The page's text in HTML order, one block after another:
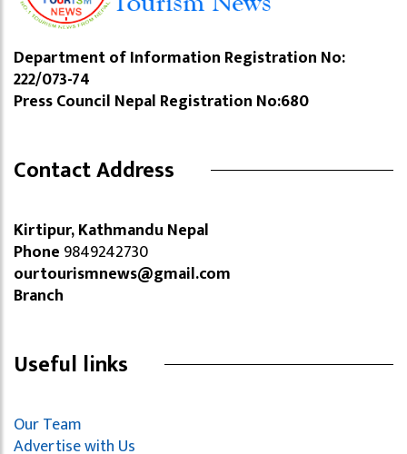
Department of Information Registration No:
222/073-74
Press Council Nepal Registration No:680
Contact Address
Kirtipur, Kathmandu Nepal
Phone 9849242730
ourtourismnews@gmail.com
Branch
Useful links
Our Team
Advertise with Us